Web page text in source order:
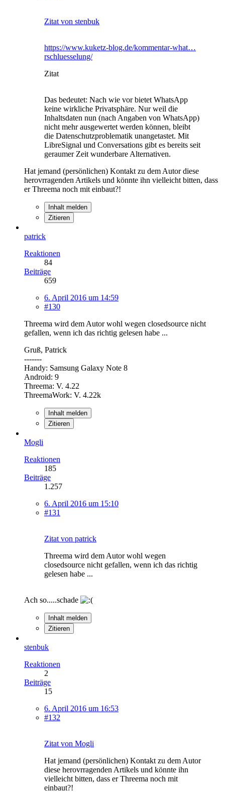
Zitat von stenbuk
https://www.kuketz-blog.de/kommentar-what…
rschluesselung/
Zitat
Das bedeutet: Nach wie vor bietet WhatsApp
keine wirkliche Privatsphäre. Nur weil die
Inhaltsdaten nun (nach Angaben von WhatsApp)
nicht mehr ausgewertet werden können, bleibt
die Datenschutzproblematik unangetastet. Mit
LibreSignal und Conversations gibt es bereits seit
geraumer Zeit wunderbare Alternativen.
Hat jemand (persönlichen) Kontakt zu dem Autor diese
herovrragenden Artikels und könnte ihn vielleicht bitten, dass
er Threema noch mit einbaut?!
Inhalt melden
Zitieren
patrick
Reaktionen
84
Beiträge
659
6. April 2016 um 14:59
#130
Threema wird dem Autor wohl wegen closedsource nicht
gefallen, wenn ich das richtig gelesen habe ...
Gruß, Patrick
-------
Handy: Samsung Galaxy Note 8
Android: 9
Threema: V. 4.22
ThreemaWork: V. 4.22k
Inhalt melden
Zitieren
Mogli
Reaktionen
185
Beiträge
1.257
6. April 2016 um 15:10
#131
Zitat von patrick
Threema wird dem Autor wohl wegen
closedsource nicht gefallen, wenn ich das richtig
gelesen habe ...
Ach so.....schade
Inhalt melden
Zitieren
stenbuk
Reaktionen
2
Beiträge
15
6. April 2016 um 16:53
#132
Zitat von Mogli
Hat jemand (persönlichen) Kontakt zu dem Autor
diese herovrragenden Artikels und könnte ihn
vielleicht bitten, dass er Threema noch mit
einbaut?!